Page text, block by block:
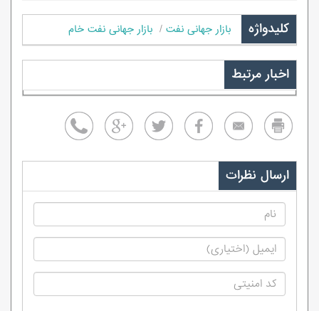
کلیدواژه بازار جهانی نفت بازار جهانی نفت خام
اخبار مرتبط
ارسال نظرات